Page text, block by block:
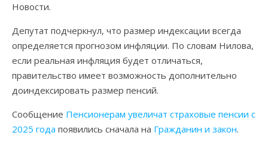
Новости.
Депутат подчеркнул, что размер индексации всегда
определяется прогнозом инфляции. По словам Нилова,
если реальная инфляция будет отличаться,
правительство имеет возможность дополнительно
доиндексировать размер пенсий.
Сообщение Пенсионерам увеличат страховые пенсии с
2025 года появились сначала на Гражданин и закон.